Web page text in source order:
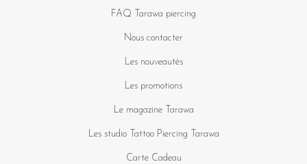
FAQ Tarawa piercing
Nous contacter
Les nouveautés
Les promotions
Le magazine Tarawa
Les studio Tattoo Piercing Tarawa
Carte Cadeau